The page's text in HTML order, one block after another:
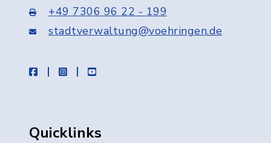
+49 7306 96 22 - 199
stadtverwaltung@voehringen.de
facebookinstagramyoutube
Quicklinks